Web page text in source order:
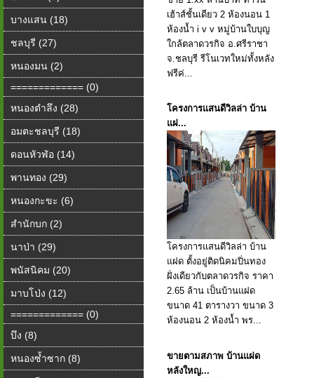
บางแสน (18)
ชลบุรี (27)
หนองมน (2)
============= (0)
หนองตำลึง (28)
อมตะชลบุรี (18)
ดอนหัวฬ่อ (14)
พานทอง (29)
หนองกะขะ (6)
สำนักบก (2)
นาป่า (29)
พนัสนิคม (20)
มาบโป่ง (12)
============= (0)
บึง (8)
หนองซ้ำซาก (8)
เฮ้าส์ชั้นเดียว 2 ห้องนอน 1
ห้องน้ำ i v v หมู่บ้านใบบุญ
ใกล้ตลาดวรกิจ อ.ศรีราชา
จ.ชลบุรี รีโนเวทใหม่ทั้งหลัง
ฟรีค่...
โครงการแสนดีวิลล่า บ้าน
แฝ...
โครงการแสนดีวิลล่า บ้าน
แฝด ตั้งอยู่ติดนิคมปิ่นทอง
ฝั่งเดียวกับตลาดวรกิจ ราคา
2.65 ล้าน เป็นบ้านแฝด
ขนาด 41 ตารางวา ขนาด 3
ห้องนอน 2 ห้องน้ำ พร...
ขายตามสภาพ บ้านแฝด
หลังใหญ...